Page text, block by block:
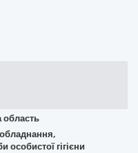
область
обладнання,
гігієни